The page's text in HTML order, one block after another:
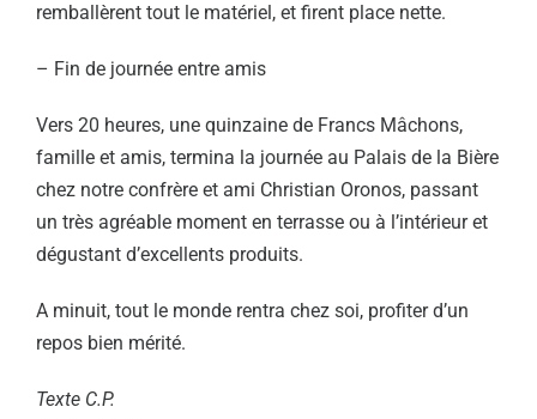
remballèrent tout le matériel, et firent place nette.
– Fin de journée entre amis
Vers 20 heures, une quinzaine de Francs Mâchons,
famille et amis, termina la journée au Palais de la Bière
chez notre confrère et ami Christian Oronos, passant
un très agréable moment en terrasse ou à l’intérieur et
dégustant d’excellents produits.
A minuit, tout le monde rentra chez soi, profiter d’un
repos bien mérité.
Texte C.P.